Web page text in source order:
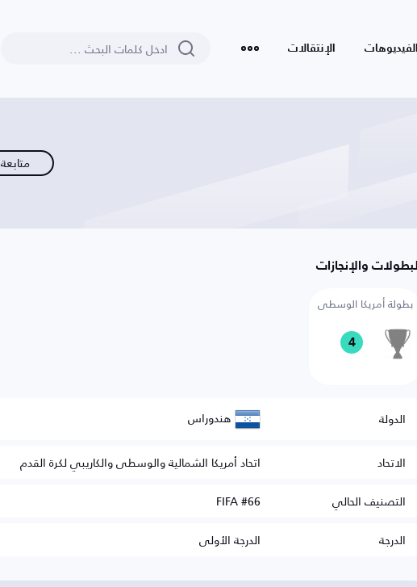
الفيديوهات الإنتقالات
متابعة
البطولات والإنجازات
بطولة أمريكا الوسطى
4
الدولة هندوراس
الاتحاد
اتحاد أمريكا الشمالية والوسطى والكاريبي لكرة القدم
التصنيف الحالي
FIFA #66
الدرجة
الدرجة الأولى